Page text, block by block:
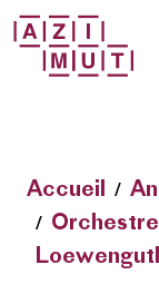
Accueil